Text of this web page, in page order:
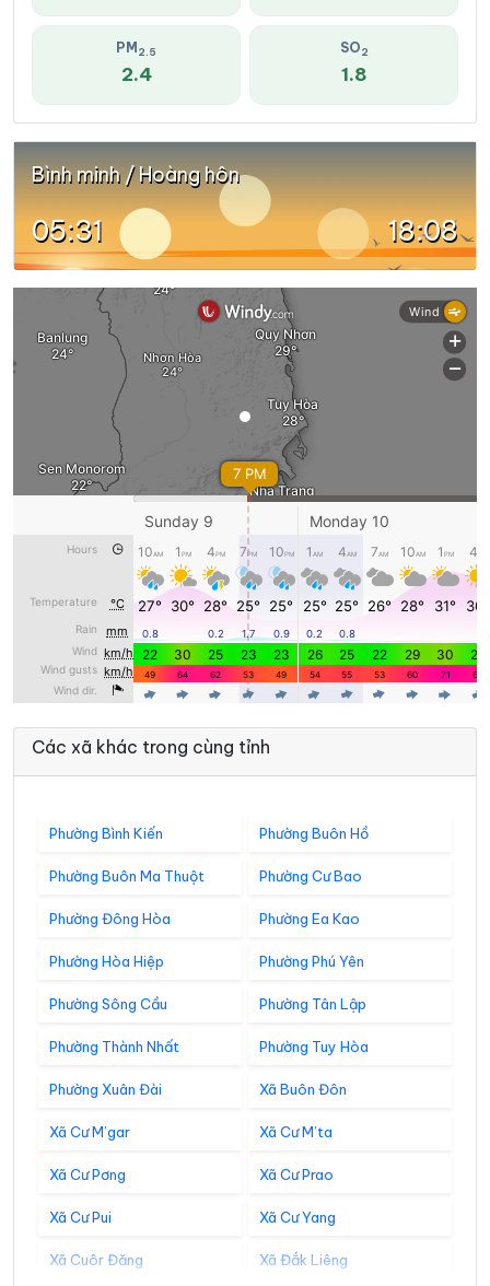
PM 2.5
2.4
SO2
1.8
Bình minh / Hoàng hôn
05:31 18:08
Các xã khác trong cùng tỉnh
Phường Bình Kiến Phường Buôn Hồ
Phường Buôn Ma Thuột Phường Cư Bao
Phường Đông Hòa Phường Ea Kao
Phường Hòa Hiệp Phường Phú Yên
Phường Sông Cầu Phường Tân Lập
Phường Thành Nhất Phường Tuy Hòa
Phường Xuân Đài Xã Buôn Đôn
Xã Cư M’gar Xã Cư M’ta
Xã Cư Pơng Xã Cư Prao
Xã Cư Pui Xã Cư Yang
Xã Cuôr Đăng Xã Đắk Liêng